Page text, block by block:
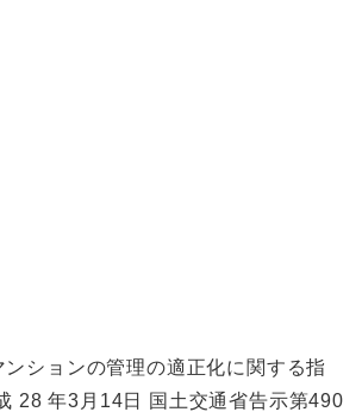
ションの管理の適正化に関する指
28 年3月14日 国土交通省告示第490